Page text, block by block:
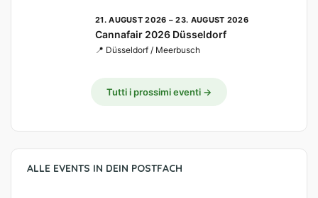
21. AUGUST 2026 – 23. AUGUST 2026
Cannafair 2026 Düsseldorf
📍 Düsseldorf / Meerbusch
Tutti i prossimi eventi →
ALLE EVENTS IN DEIN POSTFACH